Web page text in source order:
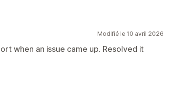
Modifié le 10 avril 2026
when an issue came up. Resolved it